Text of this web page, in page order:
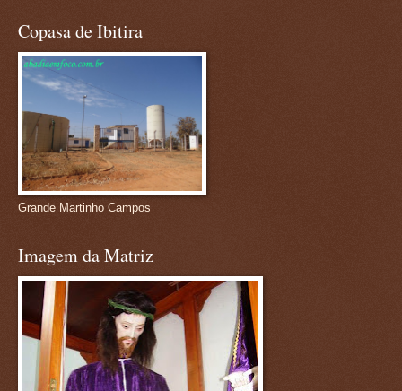
Copasa de Ibitira
Grande Martinho Campos
Imagem da Matriz